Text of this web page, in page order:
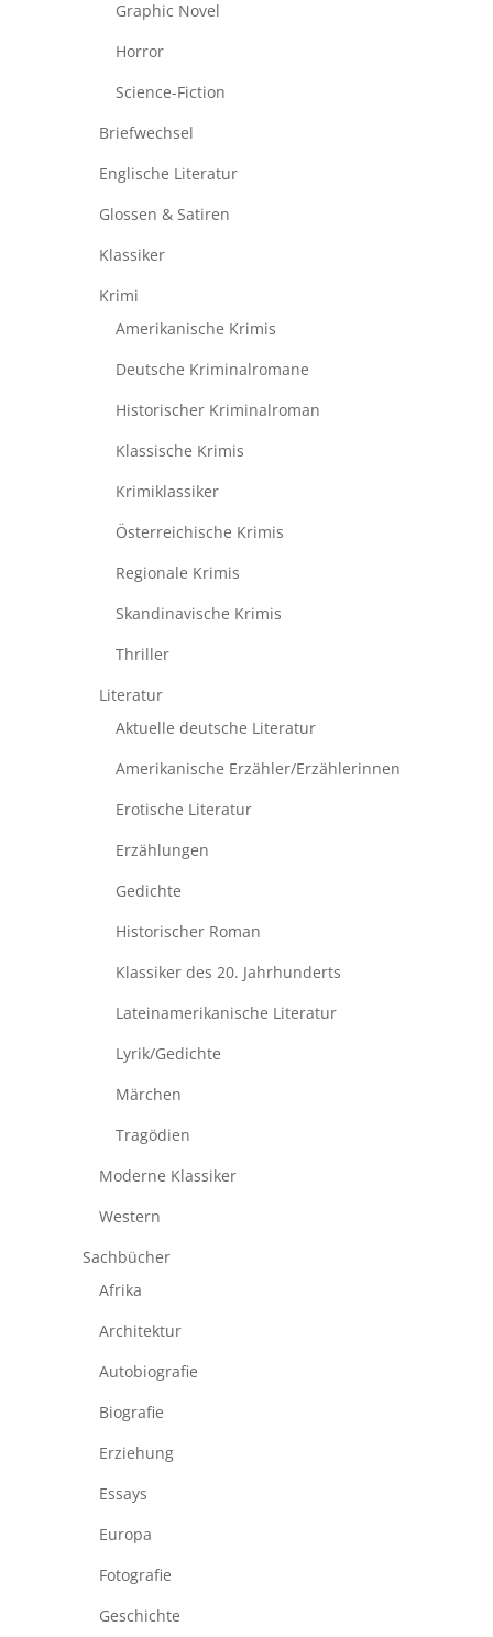
Graphic Novel
Horror
Science-Fiction
Briefwechsel
Englische Literatur
Glossen & Satiren
Klassiker
Krimi
Amerikanische Krimis
Deutsche Kriminalromane
Historischer Kriminalroman
Klassische Krimis
Krimiklassiker
Österreichische Krimis
Regionale Krimis
Skandinavische Krimis
Thriller
Literatur
Aktuelle deutsche Literatur
Amerikanische Erzähler/Erzählerinnen
Erotische Literatur
Erzählungen
Gedichte
Historischer Roman
Klassiker des 20. Jahrhunderts
Lateinamerikanische Literatur
Lyrik/Gedichte
Märchen
Tragödien
Moderne Klassiker
Western
Sachbücher
Afrika
Architektur
Autobiografie
Biografie
Erziehung
Essays
Europa
Fotografie
Geschichte